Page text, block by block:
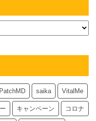
PatchMD saika VitalMe
キャンペーン コロナ